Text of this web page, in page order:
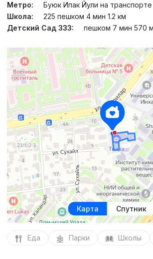
Метро:
Буюк Ипак Йули на транспорте
Школа:
225 пешком 4 мин 1.2 км
Детский Сад 333:
пешком 7 мин 570 м
Карта Спутник
Еда Парки Школы